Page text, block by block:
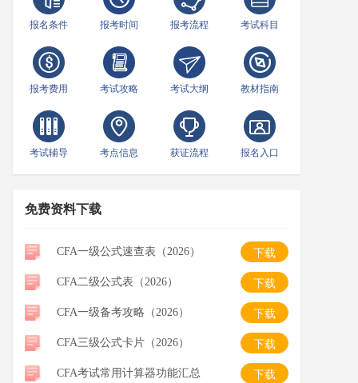
报名条件 报考时间 报考流程 考试科目
报考费用 考试攻略 考试大纲 教材指南
考试辅导 考点信息 获证流程 报名入口
免费资料下载
CFA一级公式速查表（2026） 下载
CFA二级公式表（2026） 下载
CFA一级备考攻略（2026） 下载
CFA三级公式卡片（2026） 下载
CFA考试常用计算器功能汇总 下载